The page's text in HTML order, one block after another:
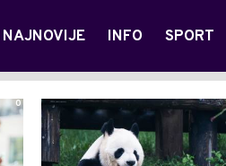
NAJNOVIJE INFO SPORT
0